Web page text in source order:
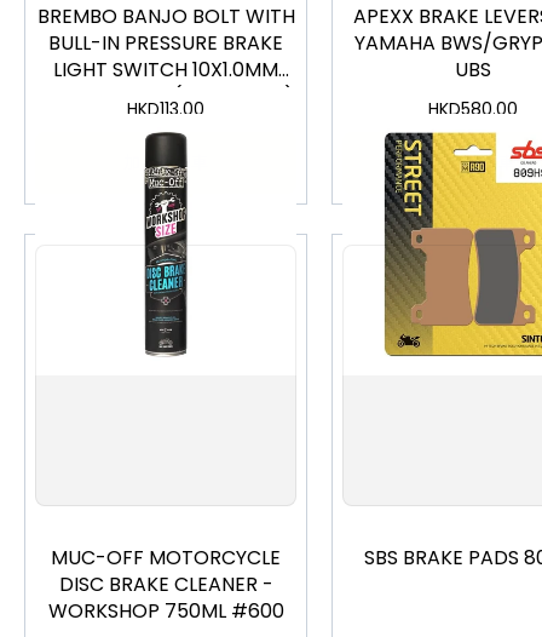
BREMBO BANJO BOLT WITH
BULL-IN PRESSURE BRAKE
LIGHT SWITCH 10X1.0MM
FOR 1 BANJOS (0626MQ20)
HKD113.00
加入購物車
APEXX BRAKE
YAMAHA BWS/
UBS
HKD580.00
加入購物車
MUC-OFF MOTORCYCLE
DISC BRAKE CLEANER -
WORKSHOP 750ML #600
SBS BRAKE PADS